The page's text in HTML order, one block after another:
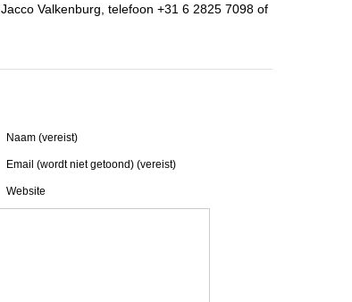
Valkenburg, telefoon +31 6 2825 7098 of
Naam (vereist)
Email (wordt niet getoond) (vereist)
Website